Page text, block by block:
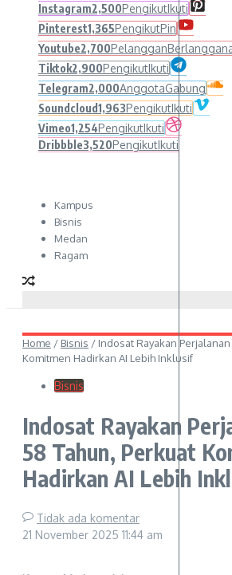
Instagram2,500PengikutIkuti
Pinterest1,365PengikutPin
Youtube2,700Pelanggan
Tiktok2,900PengikutIkuti
Telegram2,000AnggotaGabung
Soundcloud1,963PengikutIkuti
Vimeo1,254PengikutIkuti
Dribbble3,520PengikutIkuti
Kampus
Bisnis
Medan
Ragam
Home / Bisnis / Indosat Rayakan
Komitmen Hadirkan AI Lebih Inklusif
Bisnis
Indosat Rayakan
58 Tahun, Perkuat
Hadirkan AI Lebih
Tidak ada komentar
21 November 2025 11:44 am